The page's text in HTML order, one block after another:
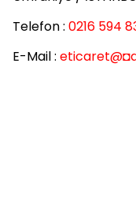
Telefon : 0216 594
E-Mail : eticaret